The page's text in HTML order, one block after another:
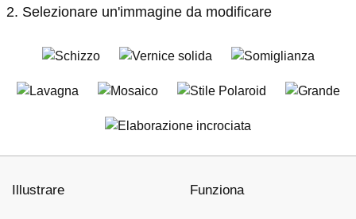
2. Selezionare un'immagine da modificare
Illustrare Funziona